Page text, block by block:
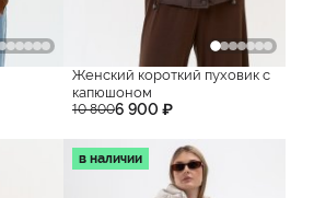
Женский короткий пуховик с
капюшоном
10 8006 900 ₽
в наличии